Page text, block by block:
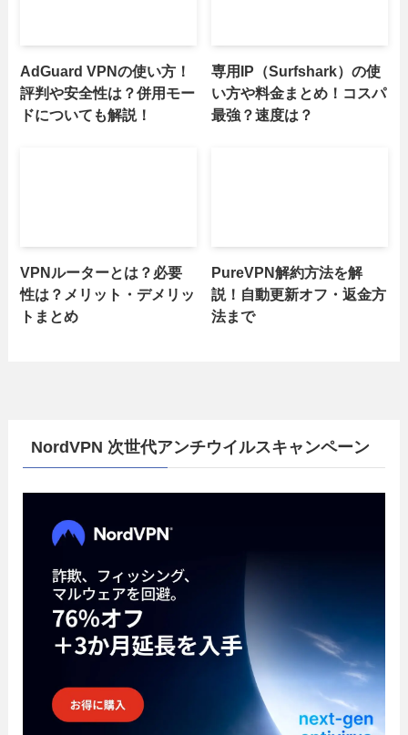
AdGuard VPNの使い方！
評判や安全性は？併用モー
ドについても解説！
専用IP（Surfshark）の使
い方や料金まとめ！コスパ
最強？速度は？
VPNルーターとは？必要
性は？メリット・デメリッ
トまとめ
PureVPN解約方法を解
説！自動更新オフ・返金方
法まで
NordVPN 次世代アンチウイルスキャンペーン